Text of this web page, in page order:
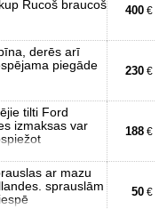
Rucoš braucoš 400 €
derēs arī
piegāde
230 €
tilti Ford
izmaksas var
188 €
ar mazu
sprauslām
50 €